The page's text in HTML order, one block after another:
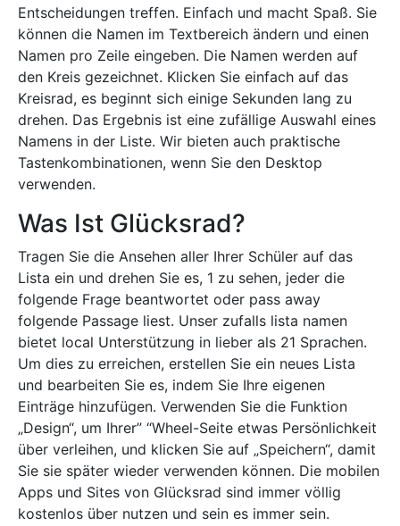
Entscheidungen treffen. Einfach und macht Spaß. Sie
können die Namen im Textbereich ändern und einen
Namen pro Zeile eingeben. Die Namen werden auf
den Kreis gezeichnet. Klicken Sie einfach auf das
Kreisrad, es beginnt sich einige Sekunden lang zu
drehen. Das Ergebnis ist eine zufällige Auswahl eines
Namens in der Liste. Wir bieten auch praktische
Tastenkombinationen, wenn Sie den Desktop
verwenden.
Was Ist Glücksrad?
Tragen Sie die Ansehen aller Ihrer Schüler auf das
Lista ein und drehen Sie es, 1 zu sehen, jeder die
folgende Frage beantwortet oder pass away
folgende Passage liest. Unser zufalls lista namen
bietet local Unterstützung in lieber als 21 Sprachen.
Um dies zu erreichen, erstellen Sie ein neues Lista
und bearbeiten Sie es, indem Sie Ihre eigenen
Einträge hinzufügen. Verwenden Sie die Funktion
„Design“, um Ihrer” “Wheel-Seite etwas Persönlichkeit
über verleihen, und klicken Sie auf „Speichern“, damit
Sie sie später wieder verwenden können. Die mobilen
Apps und Sites von Glücksrad sind immer völlig
kostenlos über nutzen und sein es immer sein.